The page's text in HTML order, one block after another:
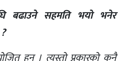
बढाउने सहमति भयो भनेर